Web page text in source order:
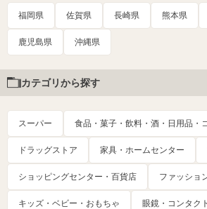
福岡県 佐賀県 長崎県 熊本県
鹿児島県 沖縄県
カテゴリから探す
スーパー 食品・菓子・飲料・酒・日用品・
ドラッグストア 家具・ホームセンター
ショッピングセンター・百貨店 ファッショ
キッズ・ベビー・おもちゃ 眼鏡・コンタク